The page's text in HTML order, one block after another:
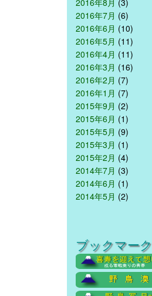
2016年7月 (6)
2016年6月 (10)
2016年5月 (11)
2016年4月 (11)
2016年3月 (16)
2016年2月 (7)
2016年1月 (7)
2015年9月 (2)
2015年6月 (1)
2015年5月 (9)
2015年3月 (1)
2015年2月 (4)
2014年7月 (3)
2014年6月 (1)
2014年5月 (2)
ブックマーク